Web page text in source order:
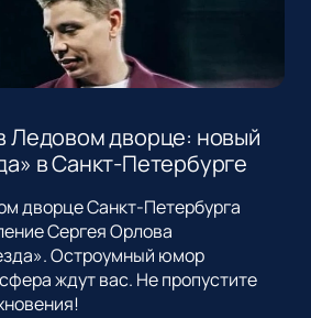
Ледовом дворце: новый
в Санкт-Петербурге
дворце Санкт-Петербурга
Сергея Орлова
Остроумный юмор
ждут вас. Не пропустите